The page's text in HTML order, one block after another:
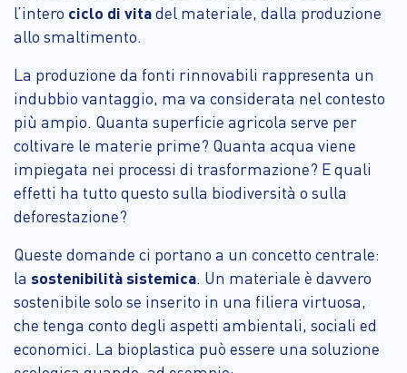
l’intero ciclo di vitadel materiale, dalla produzione
allo smaltimento.
La produzione da fonti rinnovabili rappresenta un
indubbio vantaggio, ma va considerata nel contesto
più ampio. Quanta superficie agricola serve per
coltivare le materie prime? Quanta acqua viene
impiegata nei processi di trasformazione? E quali
effetti ha tutto questo sulla biodiversità o sulla
deforestazione?
Queste domande ci portano a un concetto centrale:
la sostenibilità sistemica. Un materiale è davvero
sostenibile solo se inserito in una filiera virtuosa,
che tenga conto degli aspetti ambientali, sociali ed
economici. La bioplastica può essere una soluzione